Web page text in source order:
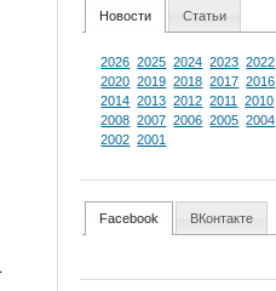
Новости Статьи
2026 2025 2024 2023 2022
2020 2019 2018 2017 2016
2014 2013 2012 2011 2010
2008 2007 2006 2005 2004
2002 2001
Facebook ВКонтакте